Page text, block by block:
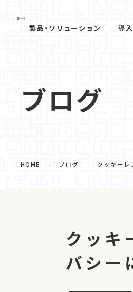
製品・ソリューション 導
ブログ
HOME ブログ クッキー
クッキ
バシー